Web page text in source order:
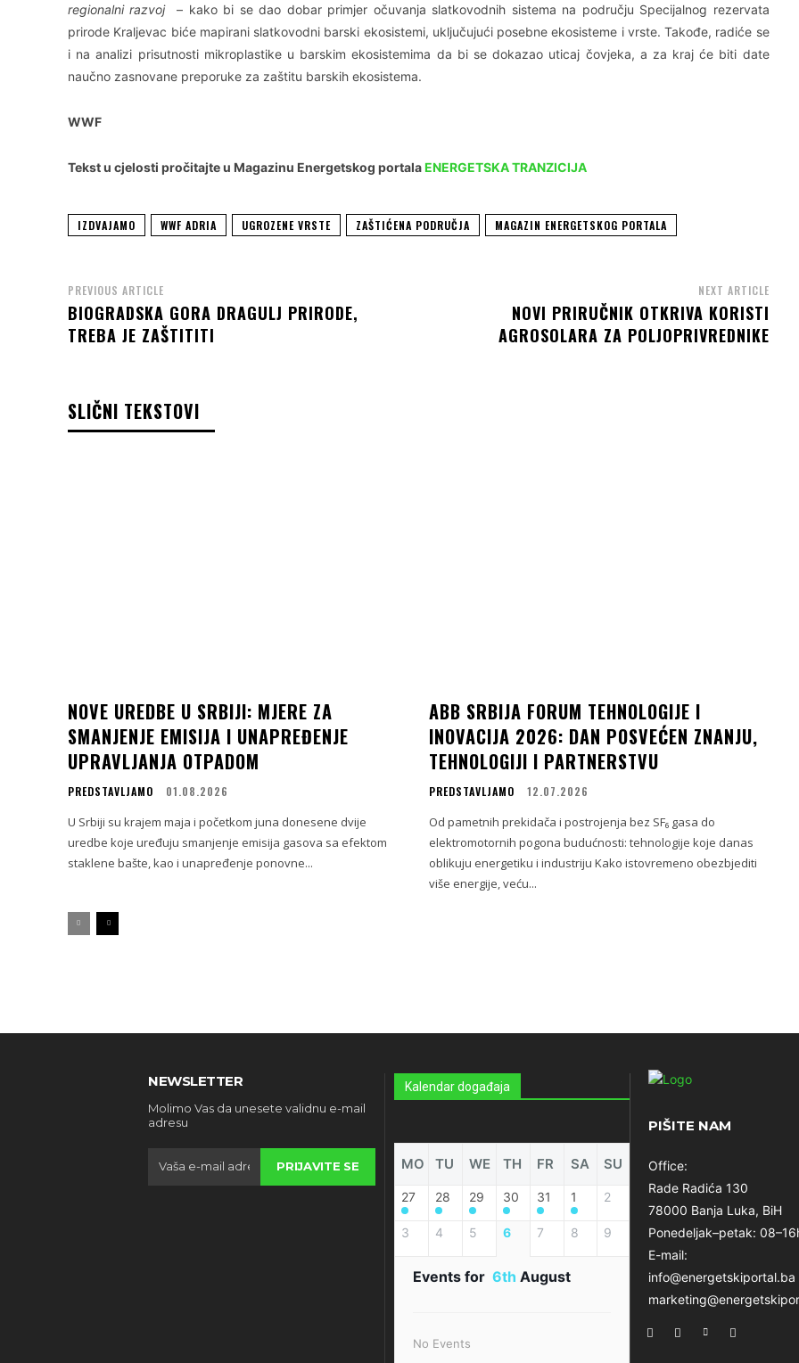
regionalni razvoj– kako bi se dao dobar primjer očuvanja slatkovodnih sistema na području Specijalnog rezervata
prirode Kraljevac biće mapirani slatkovodni barski ekosistemi, uključujući posebne ekosisteme i vrste. Takođe, radiće se
i na analizi prisutnosti mikroplastike u barskim ekosistemima da bi se dokazao uticaj čovjeka, a za kraj će biti date
naučno zasnovane preporuke za zaštitu barskih ekosistema.
WWF
Tekst u cjelosti pročitajte u Magazinu Energetskog portalaENERGETSKA TRANZICIJA
IZDVAJAMO WWF ADRIA UGROZENE VRSTE ZAŠTIĆENA PODRUČJA MAGAZIN ENERGETSKOG PORTALA
PREVIOUS ARTICLE
BIOGRADSKA GORA DRAGULJ PRIRODE,
TREBA JE ZAŠTITITI
NEXT ARTICLE
NOVI PRIRUČNIK OTKRIVA KORISTI
AGROSOLARA ZA POLJOPRIVREDNIKE
SLIČNI TEKSTOVI
NOVE UREDBE U SRBIJI: MJERE ZA
SMANJENJE EMISIJA I UNAPREĐENJE
UPRAVLJANJA OTPADOM
PREDSTAVLJAMO 01.08.2026
U Srbiji su krajem maja i početkom juna donesene dvije
uredbe koje uređuju smanjenje emisija gasova sa efektom
staklene bašte, kao i unapređenje ponovne...
ABB SRBIJA FORUM TEHNOLOGIJE I
INOVACIJA 2026: DAN POSVEĆEN ZNANJU,
TEHNOLOGIJI I PARTNERSTVU
PREDSTAVLJAMO 12.07.2026
Od pametnih prekidača i postrojenja bez SF₆ gasa do
elektromotornih pogona budućnosti: tehnologije koje danas
oblikuju energetiku i industriju Kako istovremeno obezbjediti
više energije, veću...
NEWSLETTER
Molimo Vas da unesete validnu e-mail
adresu
PRIJAVITE SE
Kalendar događaja
MO TU WE TH FR SA SU
27 28 29 30 31 1 2
3 4 5 6 7 8 9
Events for 6th August
No Events
PIŠITE NAM
Office:
Rade Radića 130
78000 Banja Luka, BiH
Ponedeljak–petak:
E-mail:
info@energetskiportal.ba